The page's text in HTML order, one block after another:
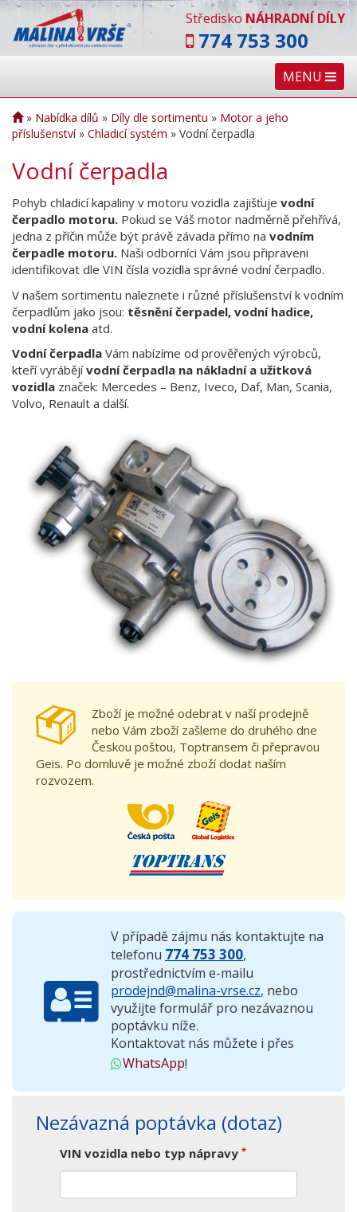
Středisko NÁHRADNÍ DÍLY
774 753 300
MENU
» Nabídka dílů » Díly dle sortimentu » Motor a jeho
příslušenství» Chladicí systém » Vodní čerpadla
Vodní čerpadla
Pohyb chladicí kapaliny v motoru vozidla zajišťuje vodní
čerpadlo motoru. Pokud se Váš motor nadměrně přehřívá,
jedna z příčin může být právě závada přímo na vodním
čerpadle motoru. Naši odborníci Vám jsou připraveni
identifikovat dle VIN čísla vozidla správné vodní čerpadlo.
V našem sortimentu naleznete i různé příslušenství k vodním
čerpadlům jako jsou: těsnění čerpadel, vodní hadice,
vodní kolena atd.
Vodní čerpadla Vám nabízíme od prověřených výrobců,
kteří vyrábějívodní čerpadla na nákladní a užitková
vozidla značek: Mercedes – Benz, Iveco, Daf, Man, Scania,
Volvo, Renault a další.
Zboží je možné odebrat v naší prodejně
nebo Vám zboží zašleme do druhého dne
Českou poštou, Toptransem či přepravou
Geis. Po domluvě je možné zboží dodat naším
rozvozem.
V případě zájmu nás kontaktujte na
telefonu 774 753 300,
prostřednictvím e-mailu
prodejnd@malina-vrse.cz, nebo
využijte formulář pro nezávaznou
poptávku níže.
Kontaktovat nás můžete i přes
WhatsApp!
Nezávazná poptávka (dotaz)
VIN vozidla nebo typ nápravy *